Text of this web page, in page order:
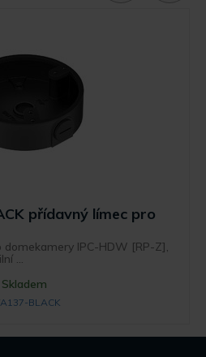
přídavný límec pro
IPC-HDW [RP-Z],
...
Skladem
BLACK